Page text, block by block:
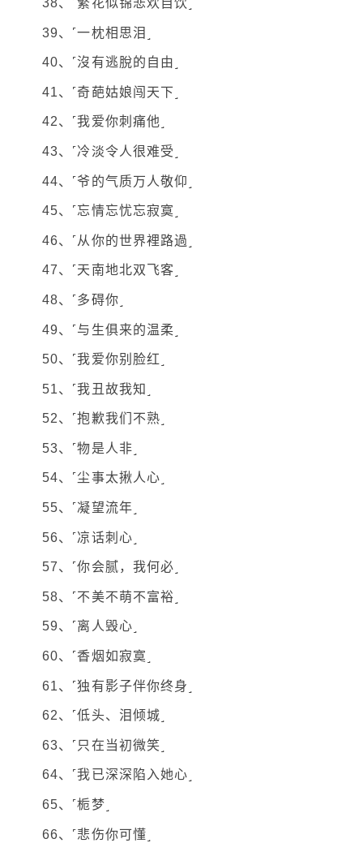
38、˹繁花似锦悲欢自饮˼
39、˹一枕相思泪˼
40、˹沒有逃脫的自由˼
41、˹奇葩姑娘闯天下˼
42、˹我爱你刺痛他˼
43、˹冷淡令人很难受˼
44、˹爷的气质万人敬仰˼
45、˹忘情忘忧忘寂寞˼
46、˹从你的世界裡路過˼
47、˹天南地北双飞客˼
48、˹多碍你˼
49、˹与生俱来的温柔˼
50、˹我爱你别脸红˼
51、˹我丑故我知˼
52、˹抱歉我们不熟˼
53、˹物是人非˼
54、˹尘事太揪人心˼
55、˹凝望流年˼
56、˹凉话刺心˼
57、˹你会腻，我何必˼
58、˹不美不萌不富裕˼
59、˹离人毁心˼
60、˹香烟如寂寞˼
61、˹独有影子伴你终身˼
62、˹低头、泪倾城˼
63、˹只在当初微笑˼
64、˹我已深深陷入她心˼
65、˹栀梦˼
66、˹悲伤你可懂˼